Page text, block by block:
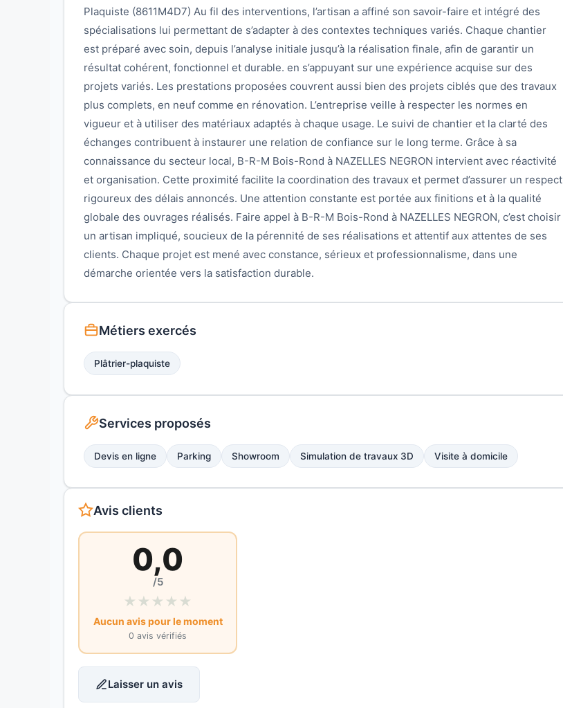
Plaquiste (8611M4D7) Au fil des interventions, l’artisan a affiné son savoir-faire et intégré des
spécialisations lui permettant de s’adapter à des contextes techniques variés. Chaque chantier
est préparé avec soin, depuis l’analyse initiale jusqu’à la réalisation finale, afin de garantir un
résultat cohérent, fonctionnel et durable. en s’appuyant sur une expérience acquise sur des
projets variés. Les prestations proposées couvrent aussi bien des projets ciblés que des travaux
plus complets, en neuf comme en rénovation. L’entreprise veille à respecter les normes en
vigueur et à utiliser des matériaux adaptés à chaque usage. Le suivi de chantier et la clarté des
échanges contribuent à instaurer une relation de confiance sur le long terme. Grâce à sa
connaissance du secteur local, B-R-M Bois-Rond à NAZELLES NEGRON intervient avec réactivité
et organisation. Cette proximité facilite la coordination des travaux et permet d’assurer un respect
rigoureux des délais annoncés. Une attention constante est portée aux finitions et à la qualité
globale des ouvrages réalisés. Faire appel à B-R-M Bois-Rond à NAZELLES NEGRON, c’est choisir
un artisan impliqué, soucieux de la pérennité de ses réalisations et attentif aux attentes de ses
clients. Chaque projet est mené avec constance, sérieux et professionnalisme, dans une
démarche orientée vers la satisfaction durable.
Métiers exercés
Plâtrier-plaquiste
Services proposés
Devis en ligne Parking Showroom Simulation de travaux 3D Visite à domicile
Avis clients
0,0
/5
★ ★ ★ ★ ★
Aucun avis pour le moment
0 avis vérifiés
Laisser un avis